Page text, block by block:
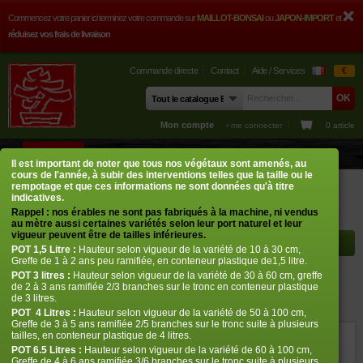
Commencez votre panier ici terminez votre commande surMAILLOT-BONSAIouJAPON-IMPORTet
réduisez vos frais de livraison
Commande directe Contact Aide / Services €
Mon compte › me connecter 0 article
Boutique Erables japonais Acer palmatum Ryugu
Rayon à afficher
Ryugu
ref. : 867
Il est important de noter que tous nos végétaux sont amenés, au
cours de l'année, à subir des interventions telles que la taille ou le
rempotage et que ces informations ne sont données qu'à titre
indicatives.
Rappel : nos érables ne sont pas fabriqués à la machine, ni vendus
au mètre aussi certaines variétés selon leur port naturel et leur
vigueur peuvent être de tailles inférieures.
POT1,5 Litre : Hauteur selon vigueur de la variété de 10 à 30 cm,
Greffe de 1 à 2 ans peu ramifiée, en conteneur plastique de1,5 litre.
POT3 litres : Hauteur selon vigueur de la variété de 30 à 60 cm, greffe
de 2 à 3 ans ramifiée 2/3 branches sur le tronc en conteneur plastique
de 3 litres.
POT 4 Litres : Hauteur selon vigueur de la variété de 50 à 100 cm,
Greffe de 3 à 5 ans ramifiée 2/5 branches sur le tronc suite à plusieurs
tailles, en conteneur plastique de 4 litres.
POT 6.5 Litres : Hauteur selon vigueur de la variété de 60 à 100 cm,